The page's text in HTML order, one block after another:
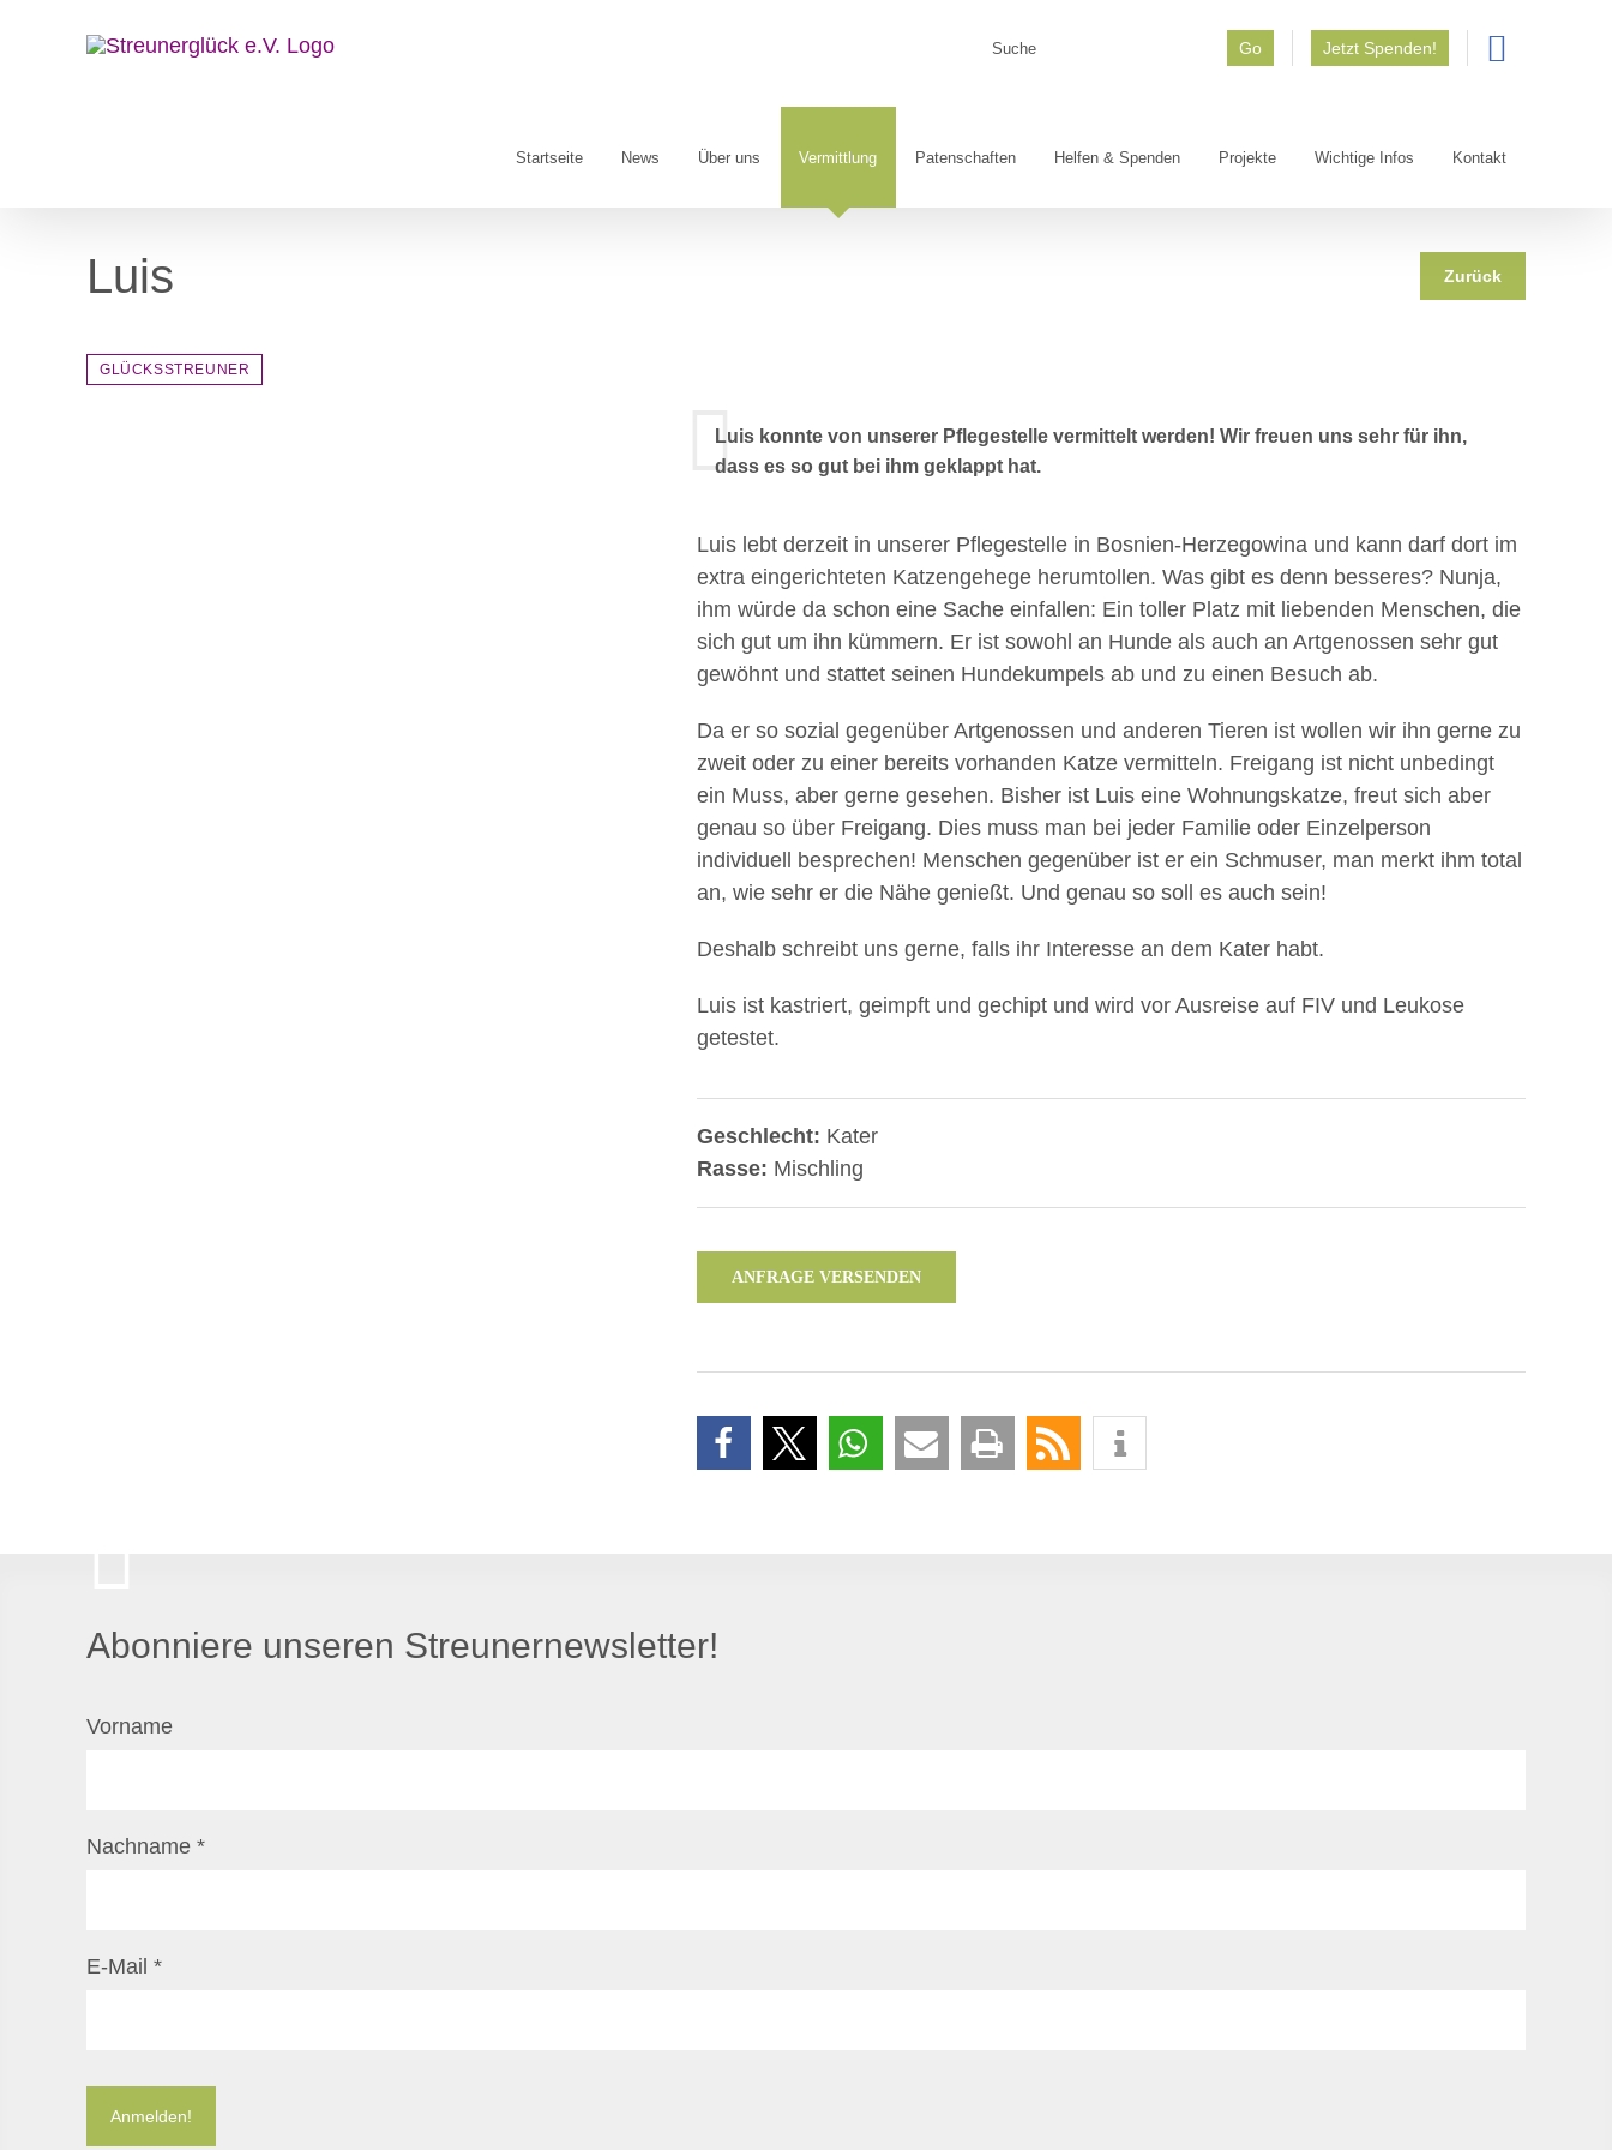
Go Jetzt Spenden!
Startseite News Über uns Vermittlung Patenschaften Helfen & Spenden Projekte Wichtige Infos Kontakt
Luis Zurück
GLÜCKSSTREUNER
Luis konnte von unserer Pflegestelle vermittelt werden! Wir freuen uns sehr für ihn,
dass es so gut bei ihm geklappt hat.
Luis lebt derzeit in unserer Pflegestelle in Bosnien-Herzegowina und kann darf dort im
extra eingerichteten Katzengehege herumtollen. Was gibt es denn besseres? Nunja,
ihm würde da schon eine Sache einfallen: Ein toller Platz mit liebenden Menschen, die
sich gut um ihn kümmern. Er ist sowohl an Hunde als auch an Artgenossen sehr gut
gewöhnt und stattet seinen Hundekumpels ab und zu einen Besuch ab.
Da er so sozial gegenüber Artgenossen und anderen Tieren ist wollen wir ihn gerne zu
zweit oder zu einer bereits vorhanden Katze vermitteln. Freigang ist nicht unbedingt
ein Muss, aber gerne gesehen. Bisher ist Luis eine Wohnungskatze, freut sich aber
genau so über Freigang. Dies muss man bei jeder Familie oder Einzelperson
individuell besprechen! Menschen gegenüber ist er ein Schmuser, man merkt ihm total
an, wie sehr er die Nähe genießt. Und genau so soll es auch sein!
Deshalb schreibt uns gerne, falls ihr Interesse an dem Kater habt.
Luis ist kastriert, geimpft und gechipt und wird vor Ausreise auf FIV und Leukose
getestet.
Geschlecht: Kater
Rasse: Mischling
ANFRAGE VERSENDEN
Abonniere unseren Streunernewsletter!
Vorname
Nachname *
E-Mail *